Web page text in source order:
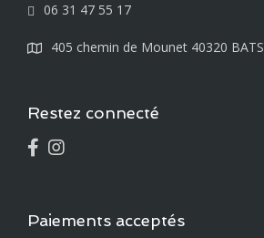
06 31 47 55 17
405 chemin de Mounet 40320 BATS
Restez connecté
Paiements acceptés